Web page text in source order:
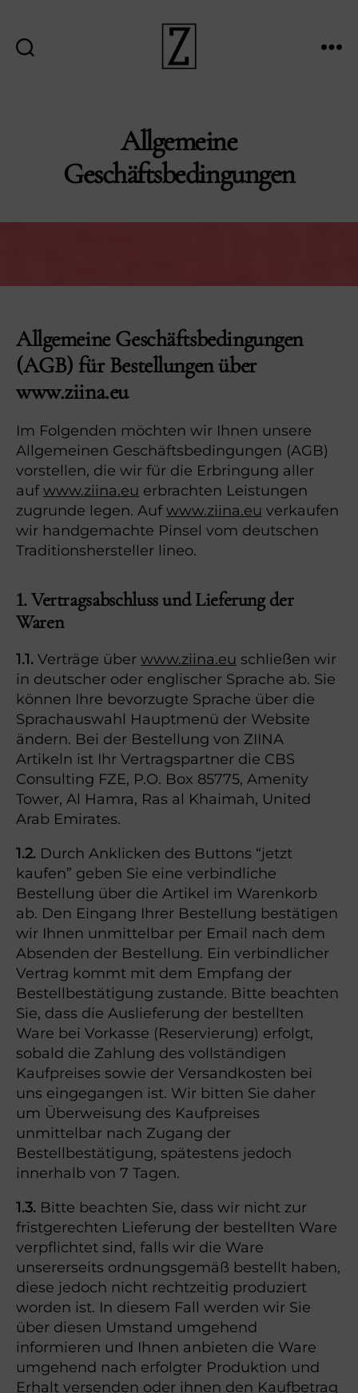
Allgemeine
Geschäftsbedingungen
Allgemeine Geschäftsbedingungen
(AGB) für Bestellungen über
www.ziina.eu
Im Folgenden möchten wir Ihnen unsere
Allgemeinen Geschäftsbedingungen (AGB)
vorstellen, die wir für die Erbringung aller
aufwww.ziina.eu erbrachten Leistungen
zugrunde legen. Aufwww.ziina.eu verkaufen
wir handgemachte Pinsel vom deutschen
Traditionshersteller lineo.
1. Vertragsabschluss und Lieferung der
Waren
1.1. Verträge über www.ziina.eu schließen wir
in deutscher oder englischer Sprache ab. Sie
können Ihre bevorzugte Sprache über die
Sprachauswahl Hauptmenü der Website
ändern. Bei der Bestellung von ZIINA
Artikeln ist Ihr Vertragspartner die CBS
Consulting FZE, P.O. Box 85775, Amenity
Tower, Al Hamra, Ras al Khaimah, United
Arab Emirates.
1.2. Durch Anklicken des Buttons “jetzt
kaufen” geben Sie eine verbindliche
Bestellung über die Artikel im Warenkorb
ab. Den Eingang Ihrer Bestellung bestätigen
wir Ihnen unmittelbar per Email nach dem
Absenden der Bestellung. Ein verbindlicher
Vertrag kommt mit dem Empfang der
Bestellbestätigung zustande. Bitte beachten
Sie, dass die Auslieferung der bestellten
Ware bei Vorkasse (Reservierung) erfolgt,
sobald die Zahlung des vollständigen
Kaufpreises sowie der Versandkosten bei
uns eingegangen ist. Wir bitten Sie daher
um Überweisung des Kaufpreises
unmittelbar nach Zugang der
Bestellbestätigung, spätestens jedoch
innerhalb von 7 Tagen.
1.3. Bitte beachten Sie, dass wir nicht zur
fristgerechten Lieferung der bestellten Ware
verpflichtet sind, falls wir die Ware
unsererseits ordnungsgemäß bestellt haben,
diese jedoch nicht rechtzeitig produziert
worden ist. In diesem Fall werden wir Sie
über diesen Umstand umgehend
informieren und Ihnen anbieten die Ware
umgehend nach erfolgter Produktion und
Erhalt versenden oder ihnen den Kaufbetrag